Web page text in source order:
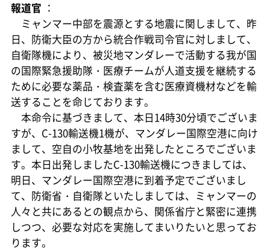
報道官 ：
ミャンマー中部を震源とする地震に関しまして、昨
日、防衛大臣の方から統合作戦司令官に対しまして、
自衛隊機により、被災地マンダレーで活動する我が国
の国際緊急援助隊・医療チームが人道支援を継続する
ために必要な薬品・検査薬を含む医療資機材などを輸
送することを命じております。
本命令に基づきまして、本日14時30分頃でございま
すが、C-130輸送機1機が、マンダレー国際空港に向け
まして、空自の小牧基地を出発したところでございま
す。本日出発しましたC-130輸送機につきましては、
明日、マンダレー国際空港に到着予定でございまし
て、防衛省・自衛隊といたしましては、ミャンマーの
人々と共にあるとの観点から、関係省庁と緊密に連携
しつつ、必要な対応を実施してまいりたいと思ってお
ります。